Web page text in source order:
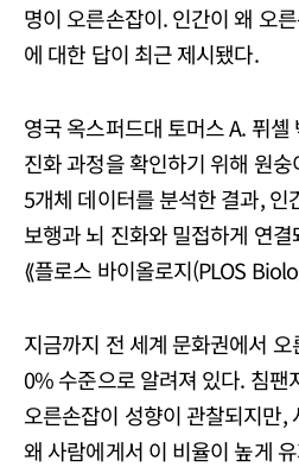
명이 오른손잡이. 인간이 왜 오
에 대한 답이 최근 제시됐다.
영국 옥스퍼드대 토머스 A. 퓌
진화 과정을 확인하기 위해 원
5개체 데이터를 분석한 결과, 인
보행과 뇌 진화와 밀접하게 연
⟪플로스 바이올로지(PLOS
지금까지 전 세계 문화권에서
0% 수준으로 알려져 있다. 침팬
오른손잡이 성향이 관찰되지만,
왜 사람에게서 이 비율이 높게